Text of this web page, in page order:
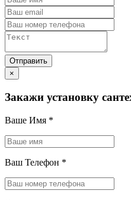
×
Закажи установку
Ваше Имя *
Ваш Телефон *